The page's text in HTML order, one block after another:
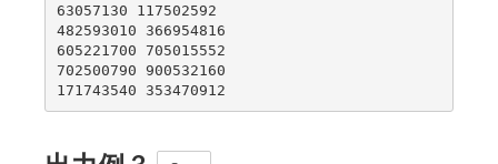
63057130 117502592
482593010 366954816
605221700 705015552
702500790 900532160